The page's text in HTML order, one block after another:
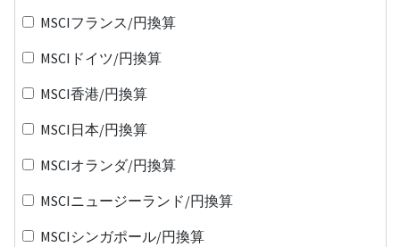
MSCIフランス/円換算
MSCIドイツ/円換算
MSCI香港/円換算
MSCI日本/円換算
MSCIオランダ/円換算
MSCIニュージーランド/円換算
MSCIシンガポール/円換算